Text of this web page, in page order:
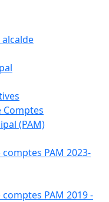
Comptes
(PAM)
PAM 2023-
PAM 2019 -